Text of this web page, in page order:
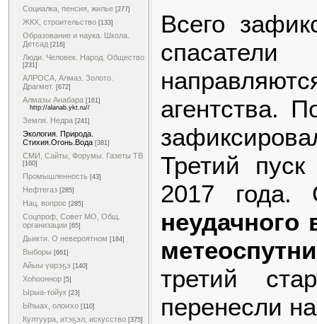
Социалка, пенсия, жилье [277]
ЖКХ, строительство [133]
Образование и наука. Школа.
Детсад [216]
Люди. Человек. Народ. Общество
[231]
АЛРОСА, Алмаз. Золото.
Драгмет. [672]
Алмазы Анабара [161]
http://alanab.ykt.ru//
Земля. Недра [241]
Экология. Природа.
Стихия.Огонь.Вода [381]
СМИ, Сайты, Форумы. Газеты ТВ
[160]
Промышленность [43]
Нефтегаз [285]
Нац. вопрос [285]
Соцпроф, Совет МО, Общ.
организации [65]
Дьикти. О невероятном [184]
Выборы [661]
Айыы үөрэҕэ [140]
Хоһооннор [5]
Ырыа-тойук [23]
Ыһыах, олоҥхо [110]
Култуура, итэҕэл, искусство [375]
Всего
агентства.
Третий
2017 года.
неудачного
третий
перенесли